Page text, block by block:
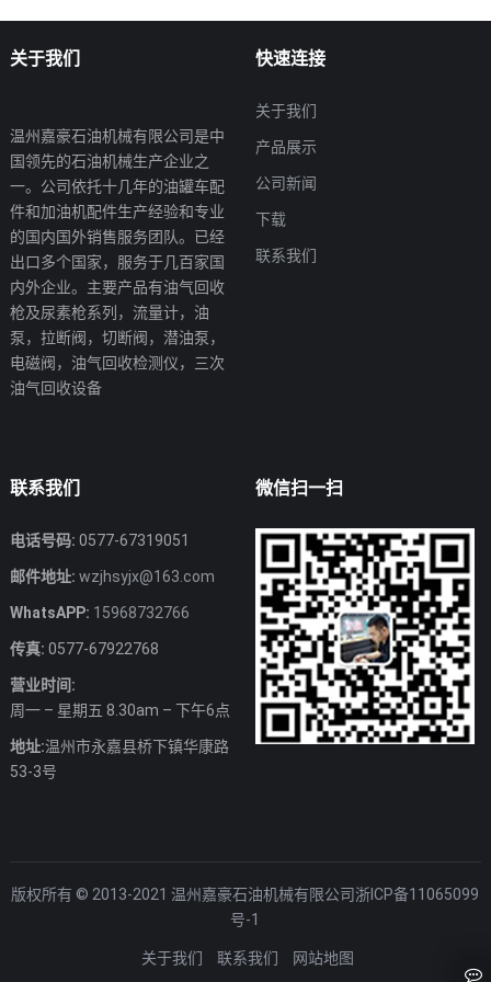
关于我们
温州嘉豪石油机械有限公司是中
国领先的石油机械生产企业之
一。公司依托十几年的油罐车配
件和加油机配件生产经验和专业
的国内国外销售服务团队。已经
出口多个国家，服务于几百家国
内外企业。主要产品有油气回收
枪及尿素枪系列，流量计，油
泵，拉断阀，切断阀，潜油泵，
电磁阀，油气回收检测仪，三次
油气回收设备
快速连接
关于我们
产品展示
公司新闻
下载
联系我们
联系我们
电话号码: 0577-67319051
邮件地址: wzjhsyjx@163.com
WhatsAPP: 15968732766
传真: 0577-67922768
营业时间:
周一 – 星期五 8.30am – 下午6点
地址:温州市永嘉县桥下镇华康路
53-3号
微信扫一扫
版权所有 © 2013-2021 温州嘉豪石油机械有限公司浙ICP备11065099
号-1
关于我们 联系我们 网站地图